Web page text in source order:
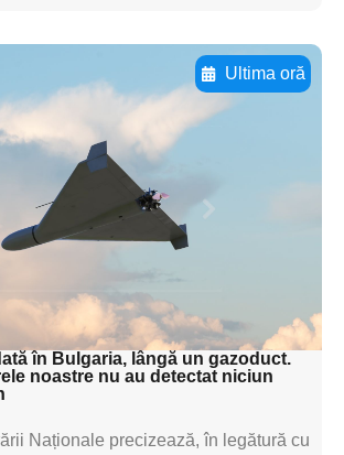
Ultima oră
aici textul pentru
aici
aici
aici
subti
în Bulgaria, lângă un gazoduct.
noastre nu au detectat niciun
Naționale precizează, în legătură cu